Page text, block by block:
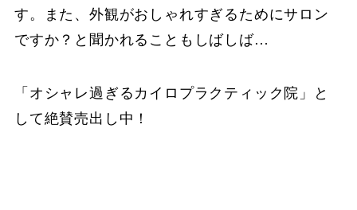
す。また、外観がおしゃれすぎるためにサロン
ですか？と聞かれることもしばしば…
「オシャレ過ぎるカイロプラクティック院」と
して絶賛売出し中！